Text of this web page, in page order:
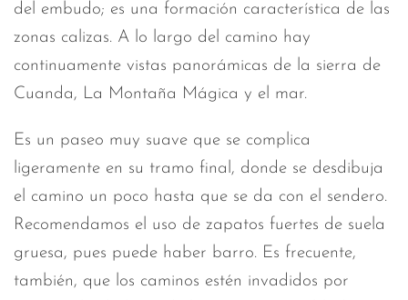
del embudo; es una formación característica de las
zonas calizas. A lo largo del camino hay
continuamente vistas panorámicas de la sierra de
Cuanda, La Montaña Mágica y el mar.
Es un paseo muy suave que se complica
ligeramente en su tramo final, donde se desdibuja
el camino un poco hasta que se da con el sendero.
Recomendamos el uso de zapatos fuertes de suela
gruesa, pues puede haber barro. Es frecuente,
también, que los caminos estén invadidos por